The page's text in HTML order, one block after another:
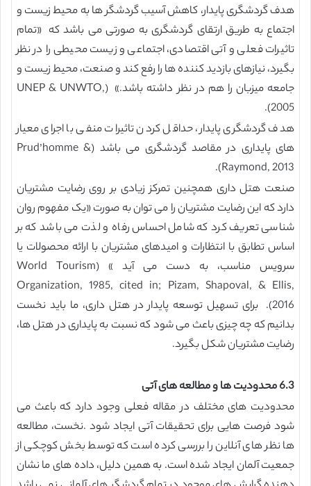
هدف گردشگری پایدار، کاهش آسیب گردشگر ها به محیط زیست و
اجتماع به طریق ارتقای گردشگری به صورتی می باشد که «تمام
تاثیرات فعلی و آتی اقتصادی، اجتماعی و زیست محیطی را در نظر
بگیرد، نیازهای بازدید کننده ها را رفع کند و صنعت، محیط زیست و
جامعه میزبان را هم در نظر داشته باشد.» (UNEP & UNWTO,
2005).
هدف گردشگری پایدار، حداقل کردن تاثیرات منفی با اجرای معیار
های پایداری در مقاصد گردشگری می باشد (Prud’homme &
Raymond, 2013).
صنعت هتل داری همچنین تمرکز زیادی بر روی رضایت مشتریان
دارد که این رضایت مشتریان را می توان به صورت «یک مفهوم روان
شناسی تعریف کرد که شامل احساس رفاه و لذت می باشد که بر
اساس تطابق با انتظارات و امیدهای مشتریان با ارائه محصولات یا
سرویس مناسب، به دست می آید » (World Tourism
Organization, 1985, cited in; Pizam, Shapoval, & Ellis,
2016). برای تسهیل توسعه پایدار در هتل داری، ما باید نخست
بدانیم که چه چیزی باعث می شود که نسبت به پایداری در هتل ها،
رضایت مشتریان شکل بگیرد.
6.3 محدودیت ها و مطالعه های آتی
محدودیت های مختلف در مقاله فعلی وجود دارد که باعث می
شود فرصت هایی برای تحقیقات آتی ایجاد شود .نخست، مطالعه
ها نظر های آنلاین را بررسی کرده است که توسط بخش کوچکی از
جمعیت آلمان ایجاد شده است. به همین دلیل، داده های ما نشان